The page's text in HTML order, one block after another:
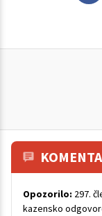
Opozorilo: 297.
kazensko